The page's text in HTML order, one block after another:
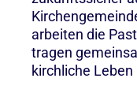
arbeiten die
tragen
kirchliche